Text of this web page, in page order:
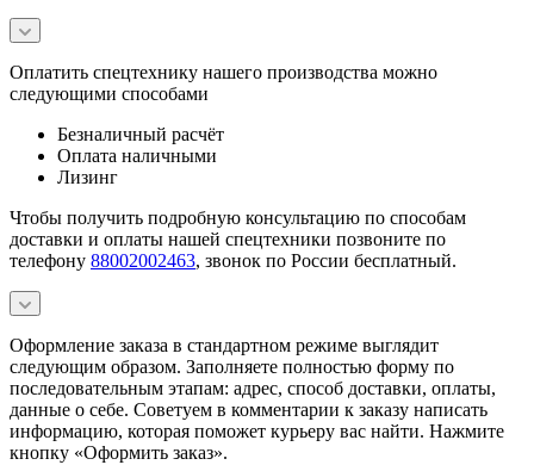
Оплатить спецтехнику нашего производства можно
следующими способами
Безналичный расчёт
Оплата наличными
Лизинг
Чтобы получить подробную консультацию по способам
доставки и оплаты нашей спецтехники позвоните по
телефону 88002002463, звонок по России бесплатный.
Оформление заказа в стандартном режиме выглядит
следующим образом. Заполняете полностью форму по
последовательным этапам: адрес, способ доставки, оплаты,
данные о себе. Советуем в комментарии к заказу написать
информацию, которая поможет курьеру вас найти. Нажмите
кнопку «Оформить заказ».